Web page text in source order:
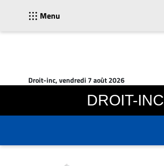
Menu
Droit-inc, vendredi 7 août 2026
DROIT-INC
En
Nominations
Conseillers